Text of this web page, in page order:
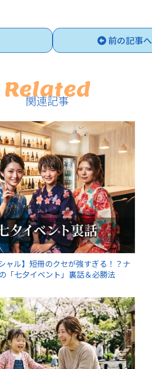
前の記事へ
Related
関連記事
ャル】短冊のクセが強すぎる！？ナ
「七夕イベント」裏話＆必勝法